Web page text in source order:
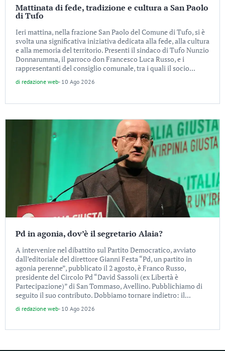
Mattinata di fede, tradizione e cultura a San Paolo
di Tufo
Ieri mattina, nella frazione San Paolo del Comune di Tufo, si è
svolta una significativa iniziativa dedicata alla fede, alla cultura
e alla memoria del territorio. Presenti il sindaco di Tufo Nunzio
Donnarumma, il parroco don Francesco Luca Russo, e i
rappresentanti del consiglio comunale, tra i quali il socio...
di redazione web- 10 Ago 2026
Pd in agonia, dov’è il segretario Alaia?
A intervenire nel dibattito sul Partito Democratico, avviato
dall’editoriale del direttore Gianni Festa “Pd, un partito in
agonia perenne”, pubblicato il 2 agosto, è Franco Russo,
presidente del Circolo Pd “David Sassoli (ex Libertà è
Partecipazione)” di San Tommaso, Avellino. Pubblichiamo di
seguito il suo contributo. Dobbiamo tornare indietro: il...
di redazione web- 10 Ago 2026